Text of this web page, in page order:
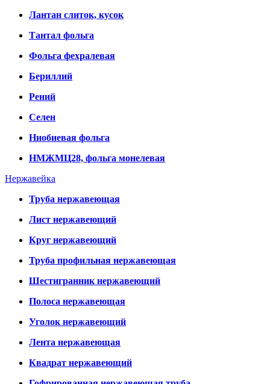
Лантан слиток, кусок
Тантал фольга
Фольга фехралевая
Бериллий
Рений
Селен
Ниобиевая фольга
НМЖМЦ28, фольга монелевая
Нержавейка
Труба нержавеющая
Лист нержавеющий
Круг нержавеющий
Труба профильная нержавеющая
Шестигранник нержавеющий
Полоса нержавеющая
Уголок нержавеющий
Лента нержавеющая
Квадрат нержавеющий